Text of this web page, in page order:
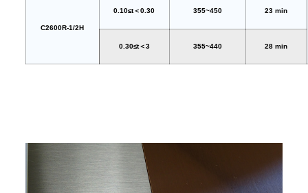
C2600R-1/2H
0.10≤t＜0.30 355~450 23 min
0.30≤t＜3 355~440 28 min